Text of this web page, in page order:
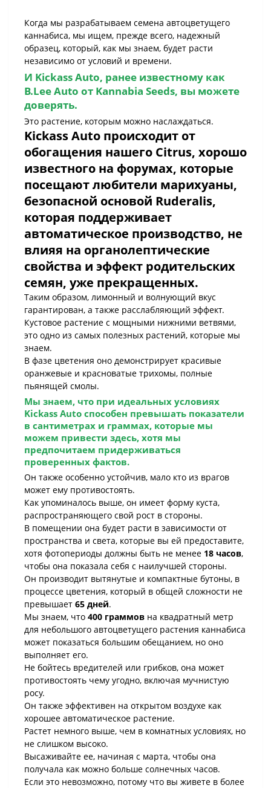
Когда мы разрабатываем семена автоцветущего
каннабиса, мы ищем, прежде всего, надежный
образец, который, как мы знаем, будет расти
независимо от условий и времени.
И Kickass Auto, ранее известному как
B.Lee Auto от Kannabia Seeds, вы можете
доверять.
Это растение, которым можно наслаждаться.
Kickass Auto происходит от
обогащения нашего Citrus, хорошо
известного на форумах, которые
посещают любители марихуаны,
безопасной основой Ruderalis,
которая поддерживает
автоматическое производство, не
влияя на органолептические
свойства и эффект родительских
семян, уже прекращенных.
Таким образом, лимонный и волнующий вкус
гарантирован, а также расслабляющий эффект.
Кустовое растение с мощными нижними ветвями,
это одно из самых полезных растений, которые мы
знаем.
В фазе цветения оно демонстрирует красивые
оранжевые и красноватые трихомы, полные
пьянящей смолы.
Мы знаем, что при идеальных условиях
Kickass Auto способен превышать показатели
в сантиметрах и граммах, которые мы
можем привести здесь, хотя мы
предпочитаем придерживаться
проверенных фактов.
Он также особенно устойчив, мало кто из врагов
может ему противостоять.
Как упоминалось выше, он имеет форму куста,
распространяющего свой рост в стороны.
В помещении она будет расти в зависимости от
пространства и света, которые вы ей предоставите,
хотя фотопериоды должны быть не менее 18 часов,
чтобы она показала себя с наилучшей стороны.
Он производит вытянутые и компактные бутоны, в
процессе цветения, который в общей сложности не
превышает 65 дней.
Мы знаем, что 400 граммов на квадратный метр
для небольшого автоцветущего растения каннабиса
может показаться большим обещанием, но оно
выполняет его.
Не бойтесь вредителей или грибков, она может
противостоять чему угодно, включая мучнистую
росу.
Он также эффективен на открытом воздухе как
хорошее автоматическое растение.
Растет немного выше, чем в комнатных условиях, но
не слишком высоко.
Высаживайте ее, начиная с марта, чтобы она
получала как можно больше солнечных часов.
Если это невозможно, потому что вы живете в более